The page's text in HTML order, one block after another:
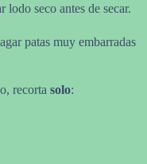
lodo seco antes de secar.
patas muy embarradas
recorta solo: